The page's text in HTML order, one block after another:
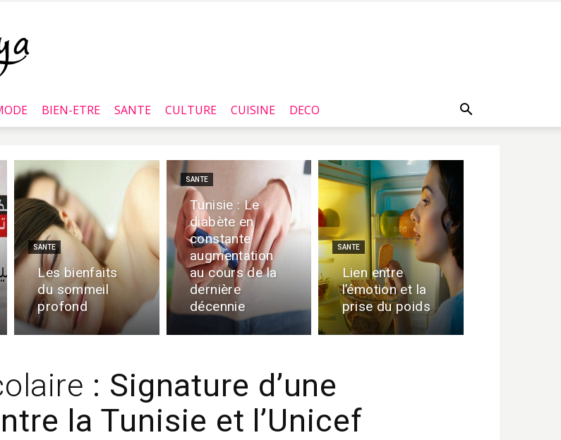
BIEN-ETRE SANTE CULTURE CUISINE DECO
SANTE
Les bienfaits
du sommeil
profond
SANTE
Tunisie : Le
diabète en
constante
augmentation
au cours de la
dernière
décennie
SANTE
Lien entre
l’émotion et la
prise du poids
: Signature d’une
la Tunisie et l’Unicef